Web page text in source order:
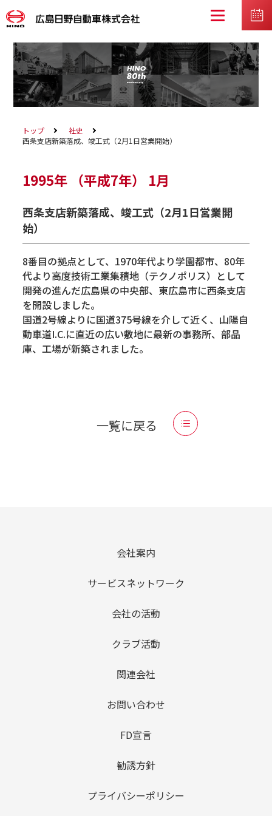
トップ
社史
西条支店新築落成、竣工式（2月1日営業開始）
1995年 （平成7年） 1月
西条支店新築落成、竣工式（2月1日営業開
始）
8番目の拠点として、1970年代より学園都市、80年
代より高度技術工業集積地（テクノポリス）として
開発の進んだ広島県の中央部、東広島市に西条支店
を開設しました。
国道2号線よりに国道375号線を介して近く、山陽自
動車道I.C.に直近の広い敷地に最新の事務所、部品
庫、工場が新築されました。
一覧に戻る
会社案内
サービスネットワーク
会社の活動
クラブ活動
関連会社
お問い合わせ
FD宣言
勧誘方針
プライバシーポリシー